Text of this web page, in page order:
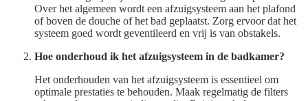
Over het algemeen wordt een afzuigsysteem aan het plafond
of boven de douche of het bad geplaatst. Zorg ervoor dat het
systeem goed wordt geventileerd en vrij is van obstakels.
Hoe onderhoud ik het afzuigsysteem in de badkamer?
Het onderhouden van het afzuigsysteem is essentieel om
optimale prestaties te behouden. Maak regelmatig de filters